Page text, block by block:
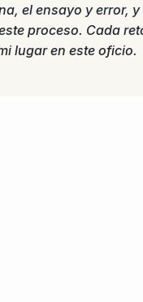
el ensayo y error,
proceso. Cada
lugar en este oficio.